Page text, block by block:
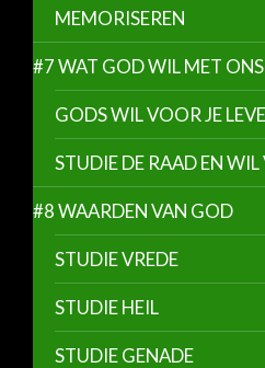
MEMORISEREN
#7 WAT GOD WIL MET ONS
GODS WIL VOOR JE
STUDIE DE RAAD EN
#8 WAARDEN VAN GOD
STUDIE VREDE
STUDIE HEIL
STUDIE GENADE